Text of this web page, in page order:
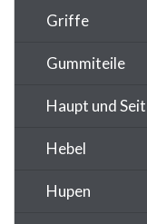
Griffe
Gummiteile
Haupt und
Hebel
Hupen